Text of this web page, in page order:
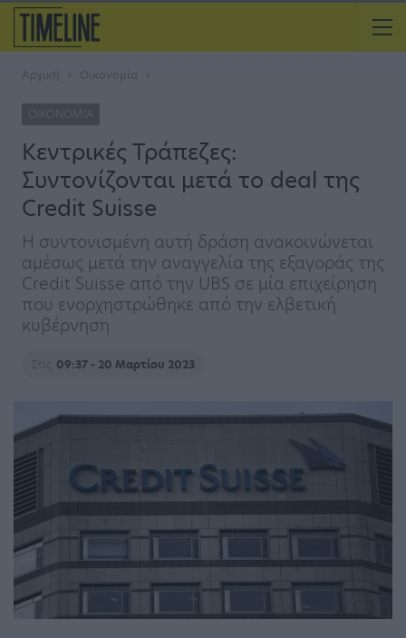
Αρχική Οικονομία
ΟΙΚΟΝΟΜΊΑ
Κεντρικές Τράπεζες:
Συντονίζονται μετά τo deal της
Credit Suisse
Η συντονισμένη αυτή δράση ανακοινώνεται
αμέσως μετά την αναγγελία της εξαγοράς της
Credit Suisse από την UBS σε μία επιχείρηση
που ενορχηστρώθηκε από την ελβετική
κυβέρνηση
Στις 09:37 - 20 Μαρτίου 2023